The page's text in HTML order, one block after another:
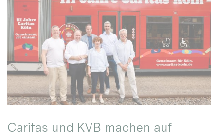
Caritas und KVB machen auf